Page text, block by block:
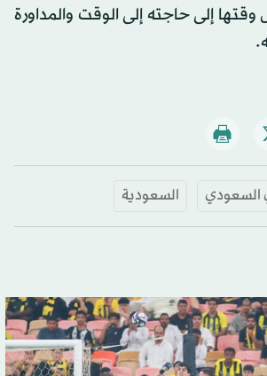
وقتها إلى حاجته إلى الوقت والمداورة
السعودي السعودية